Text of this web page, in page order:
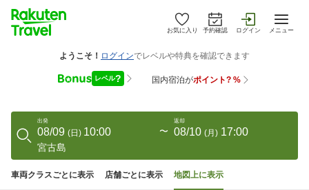
お気に入り 予約確認 ログイン メニュー
出発
08/09 (日) 10:00 〜
返却
08/10 (月 ) 17:00
宮古島
車両クラスごとに表示 店舗ごとに表示 地図上に表示